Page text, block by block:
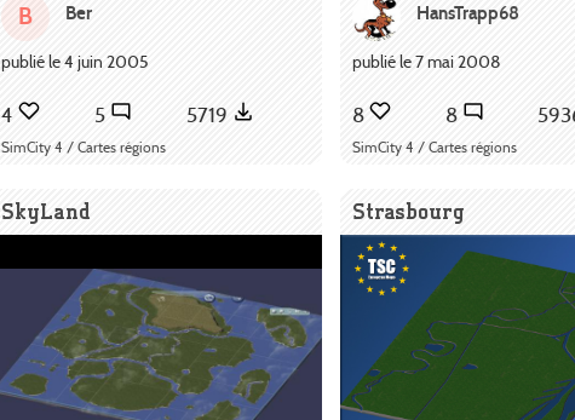
B Ber
publié le 4 juin 2005
4 5 5719
SimCity 4 / Cartes régions
HansTrapp68
publié le 7 mai 2008
8 8
SimCity 4 / Cartes régions
SkyLand Strasbourg